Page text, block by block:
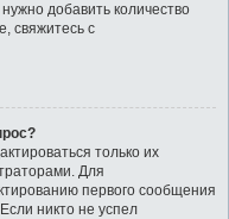
добавить количество
свяжитесь с
только их
Для
первого сообщения
никто не успел